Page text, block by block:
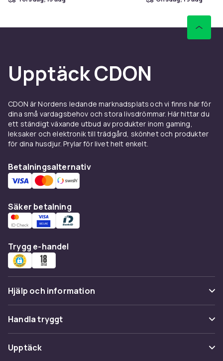
Upptäck CDON
CDON är Nordens ledande marknadsplats och vi finns här för
dina små vardagsbehov och stora livsdrömmar. Här hittar du
ett ständigt växande utbud av produkter inom gaming,
leksaker och elektronik till trädgård, skönhet och produkter
för dina husdjur. Prylar för livet helt enkelt.
Betalningsalternativ
Säker betalning
Trygg e-handel
Hjälp och information
Vanliga frågor
Spåra paket
Ångra & Returnera här
Handla tryggt
Betalning
Upptäck